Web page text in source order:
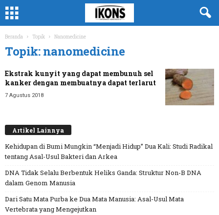
Beranda Topik Nanomedicine
Topik: nanomedicine
Ekstrak kunyit yang dapat membunuh sel
kanker dengan membuatnya dapat terlarut
7 Agustus 2018
Artikel Lainnya
Kehidupan di Bumi Mungkin “Menjadi Hidup” Dua Kali: Studi Radikal
tentang Asal-Usul Bakteri dan Arkea
DNA Tidak Selalu Berbentuk Heliks Ganda: Struktur Non-B DNA
dalam Genom Manusia
Dari Satu Mata Purba ke Dua Mata Manusia: Asal-Usul Mata
Vertebrata yang Mengejutkan